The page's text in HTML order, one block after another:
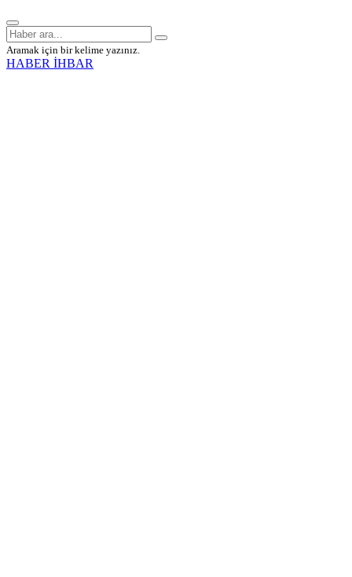
Aramak için bir kelime yazınız.
HABER İHBAR